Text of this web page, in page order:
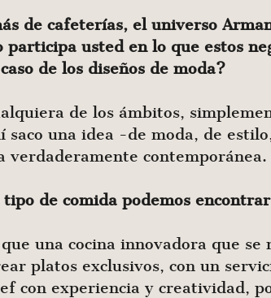
de cafeterías, el universo
participa usted en lo que estos
de los diseños de moda?
de los ámbitos,
saco una idea -de moda, de
verdaderamente contemporánea.
tipo de comida podemos
una cocina innovadora que
platos exclusivos, con un
con experiencia y creatividad,